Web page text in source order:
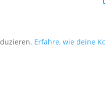
Erfahre, wie deine